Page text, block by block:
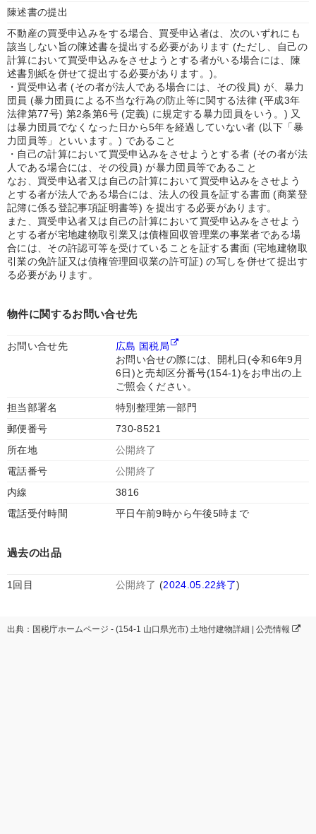
陳述書の提出
不動産の買受申込みをする場合、買受申込者は、次のいずれにも
該当しない旨の陳述書を提出する必要があります (ただし、自己の
計算において買受申込みをさせようとする者がいる場合には、陳
述書別紙を併せて提出する必要があります。)。
・買受申込者 (その者が法人である場合には、その役員) が、暴力
団員 (暴力団員による不当な行為の防止等に関する法律 (平成3年
法律第77号) 第2条第6号 (定義) に規定する暴力団員をいう。) 又
は暴力団員でなくなった日から5年を経過していない者 (以下「暴
力団員等」といいます。) であること
・自己の計算において買受申込みをさせようとする者 (その者が法
人である場合には、その役員) が暴力団員等であること
なお、買受申込者又は自己の計算において買受申込みをさせよう
とする者が法人である場合には、法人の役員を証する書面 (商業登
記簿に係る登記事項証明書等) を提出する必要があります。
また、買受申込者又は自己の計算において買受申込みをさせよう
とする者が宅地建物取引業又は債権回収管理業の事業者である場
合には、その許認可等を受けていることを証する書面 (宅地建物取
引業の免許証又は債権管理回収業の許可証) の写しを併せて提出す
る必要があります。
物件に関するお問い合せ先
お問い合せ先
広島 国税局
お問い合せの際には、開札日(令和6年9月
6日)と売却区分番号(154-1)をお申出の上
ご照会ください。
担当部署名
特別整理第一部門
郵便番号
730-8521
所在地
公開終了
電話番号
公開終了
内線
3816
電話受付時間
平日午前9時から午後5時まで
過去の出品
1回目 公開終了 (2024.05.22終了)
出典：国税庁ホームページ - (154-1 山口県光市) 土地付建物詳細 | 公売情報